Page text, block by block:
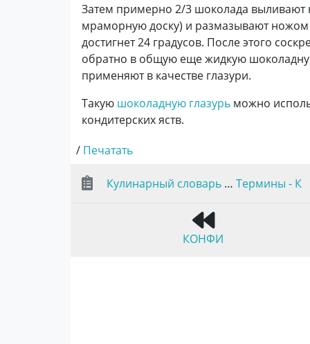
Затем примерно 2/3 шоколада выливают
мраморную доску) и размазывают
достигнет 24 градусов. После этого
обратно в общую еще жидкую
применяют в качестве глазури.
Такую шоколадную глазурь можно
кондитерских яств.
/ Печатать
Кулинарный словарь … Термины - К
КОНФИ